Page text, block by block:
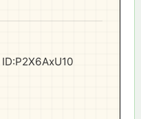
ID:P2X6AxU10